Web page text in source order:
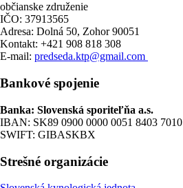
občianske združenie
IČO: 37913565
Adresa: Dolná 50, Zohor 90051
Kontakt: +421 908 818 308
E-mail: predseda.ktp@gmail.com
Bankové spojenie
Banka: Slovenská sporiteľňa a.s.
IBAN: SK89 0900 0000 0051 8403 7010
SWIFT: GIBASKBX
Strešné organizácie